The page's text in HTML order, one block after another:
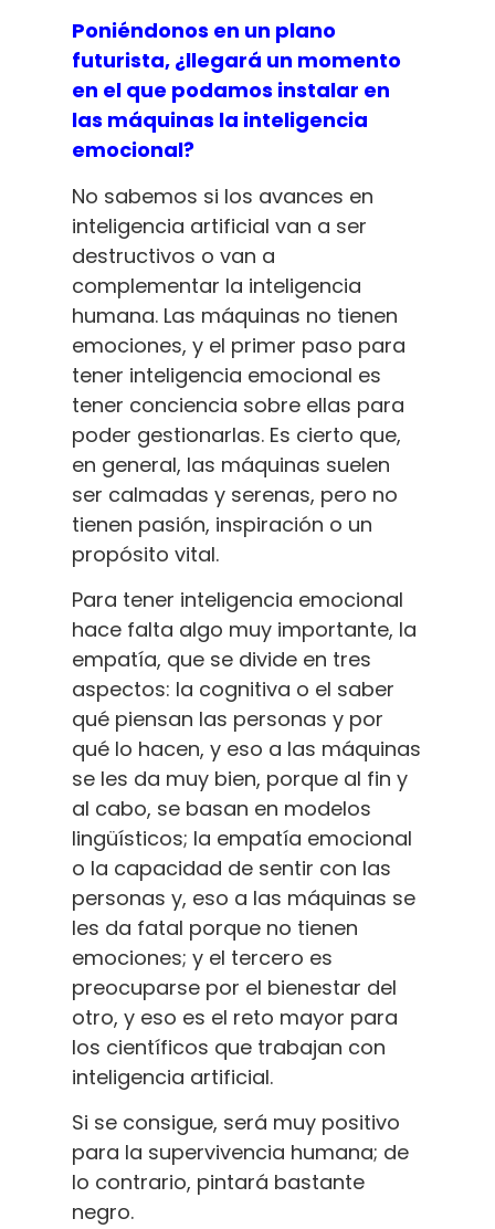
Poniéndonos en un plano
futurista, ¿llegará un momento
en el que podamos instalar en
las máquinas la inteligencia
emocional?
No sabemos si los avances en
inteligencia artificial van a ser
destructivos o van a
complementar la inteligencia
humana. Las máquinas no tienen
emociones, y el primer paso para
tener inteligencia emocional es
tener conciencia sobre ellas para
poder gestionarlas. Es cierto que,
en general, las máquinas suelen
ser calmadas y serenas, pero no
tienen pasión, inspiración o un
propósito vital.
Para tener inteligencia emocional
hace falta algo muy importante, la
empatía, que se divide en tres
aspectos: la cognitiva o el saber
qué piensan las personas y por
qué lo hacen, y eso a las máquinas
se les da muy bien, porque al fin y
al cabo, se basan en modelos
lingüísticos; la empatía emocional
o la capacidad de sentir con las
personas y, eso a las máquinas se
les da fatal porque no tienen
emociones; y el tercero es
preocuparse por el bienestar del
otro, y eso es el reto mayor para
los científicos que trabajan con
inteligencia artificial.
Si se consigue, será muy positivo
para la supervivencia humana; de
lo contrario, pintará bastante
negro.